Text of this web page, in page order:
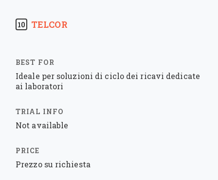
10 TELCOR
Ideale per soluzioni di ciclo dei ricavi dedicate
ai laboratori
Not available
Prezzo su richiesta